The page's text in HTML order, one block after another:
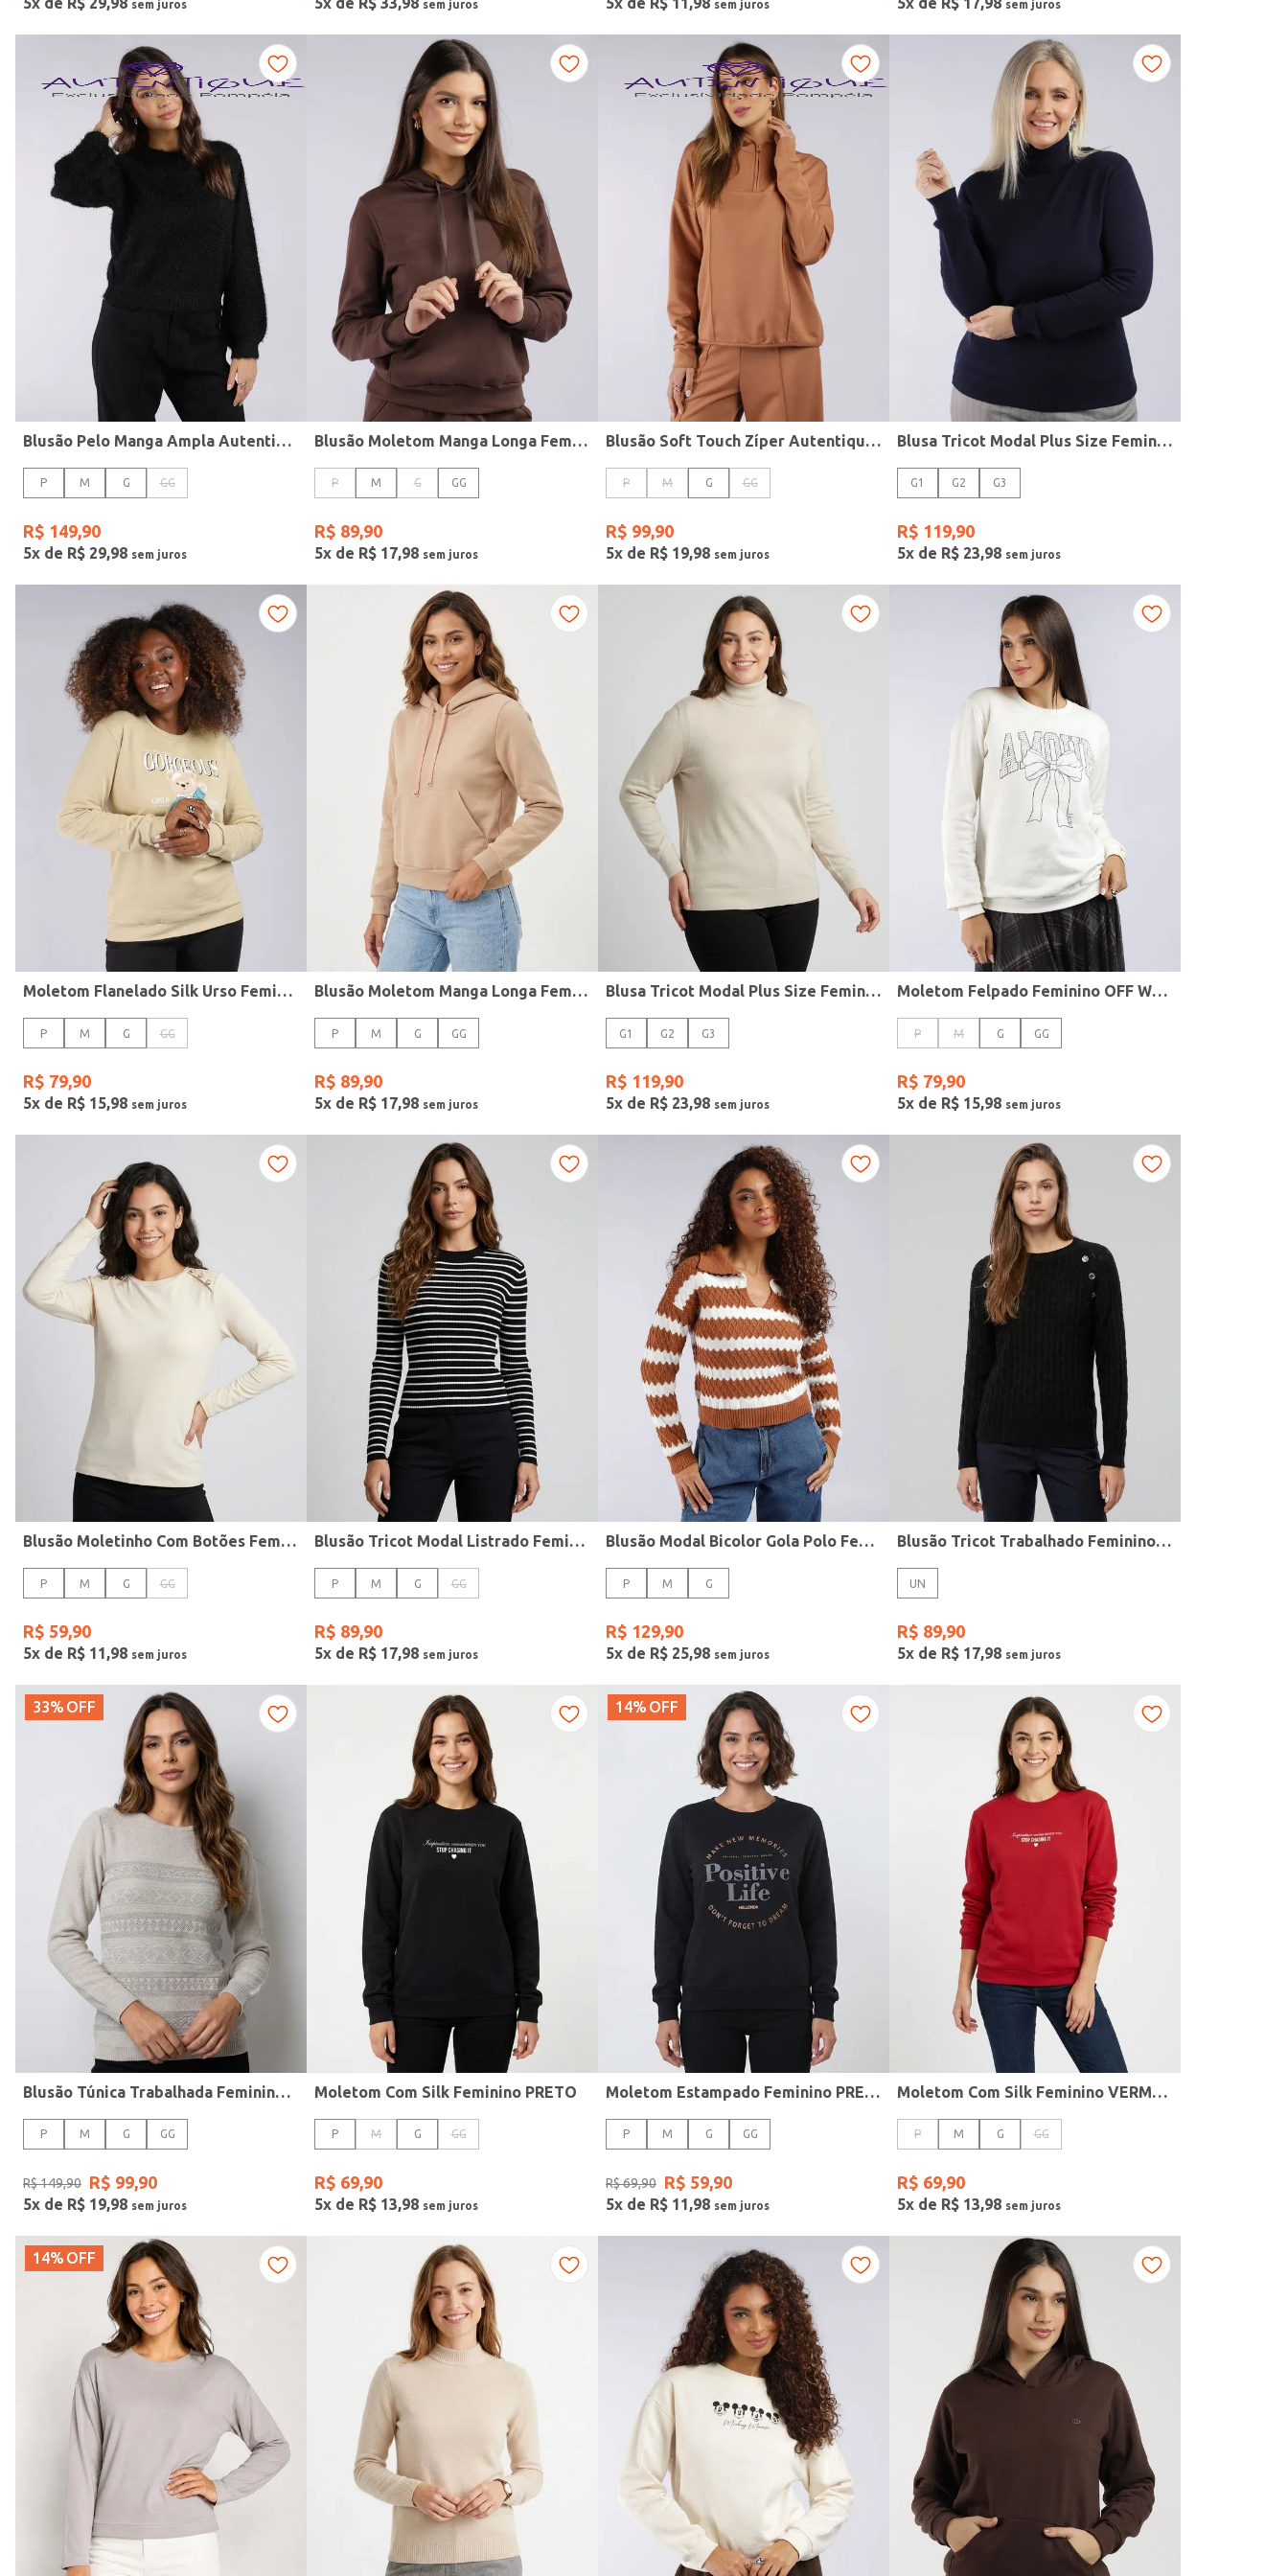
Gola
Personagens
Vendido Por
Blusão Pelo Manga Ampla Autentique Feminino PRETO
P M G GG
R$ 149,90
5x de R$ 29,98
Blusão Moletom Manga Longa Feminino MARROM
P M G GG
R$ 89,90
5x de R$ 17,98
Blusão Soft Touch Zíper Autentique Feminino MARROM
P M G GG
R$ 99,90
5x de R$ 19,98
Blusa Tricot Modal Plus Size Feminina MARINHO
G1 G2 G3
R$ 119,90
5x de R$ 23,98
Moletom Flanelado Silk Urso Feminino BEGE
P M G GG
R$ 79,90
5x de R$ 15,98
Blusão Moletom Manga Longa Feminino BEGE
P M G GG
R$ 89,90
5x de R$ 17,98
Blusa Tricot Modal Plus Size Feminina AREIA
G1 G2 G3
R$ 119,90
5x de R$ 23,98
Moletom Felpado Feminino OFF WHITE
P M G GG
R$ 79,90
5x de R$ 15,98
Blusão Moletinho Com Botões Feminina AREIA
P M G GG
R$ 59,90
5x de R$ 11 ,98
Blusão Tricot Modal Listrado Feminino PRETO/PRETO/BRANCO
P M G GG
R$ 89,90
5x de R$ 17,98
Blusão Modal Bicolor Gola Polo Feminino CARAMELO/CARAMELO/OFF WHITE
P M G
R$ 129,90
5x de R$ 25,98
Blusão Tricot Trabalhado Feminino PRETO
UN
R$ 89,90
5x de R$ 17,98
33% OFF
Blusão Túnica Trabalhada Feminino CINZA CLARO
P M G GG
R$149,90 R$ 99,90
5x de R$ 19,98
Moletom Com Silk Feminino PRETO
P M G GG
R$ 69,90
5x de R$ 13,98
14% OFF
Moletom Estampado Feminino PRETO
P M G GG
R$69,90 R$ 59,90
5x de R$ 11,98
Moletom Com Silk Feminino VERMELHO
P M G GG
R$ 69,90
5x de R$ 13,98
14% OFF